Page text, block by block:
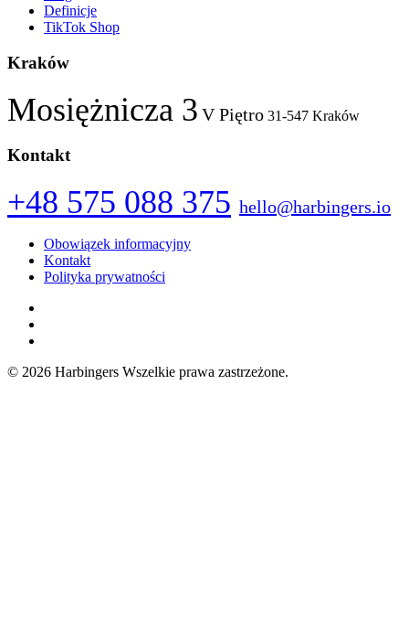
Definicje
TikTok Shop
Kraków
Mosiężnicza 3 V Piętro 31-547 Kraków
Kontakt
+48 575 088 375 hello@harbingers.io
Obowiązek informacyjny
Kontakt
Polityka prywatności
© 2026 Harbingers Wszelkie prawa zastrzeżone.